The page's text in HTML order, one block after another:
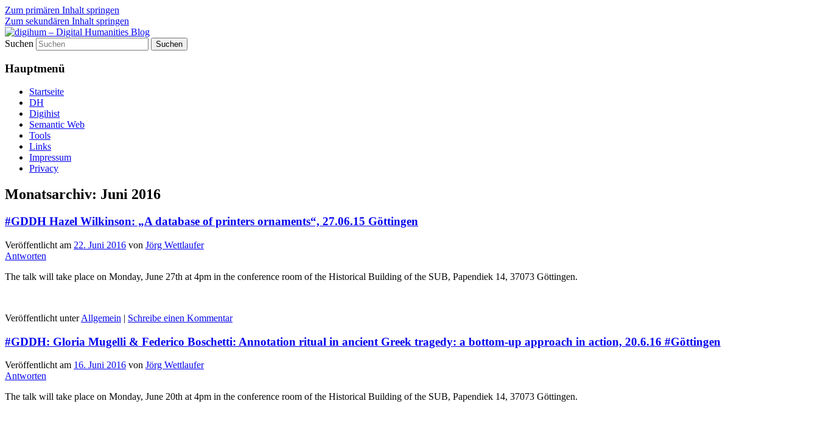
Zum primären Inhalt springen
Zum sekundären Inhalt springen
digihum – Digital Humanities Blog
fibri (find&bring) goes digital humanities
Suchen
Hauptmenü
Startseite
DH
Digihist
Semantic Web
Tools
Links
Impressum
Privacy
Monatsarchiv: Juni 2016
#GDDH Hazel Wilkinson: „A database of printers ornaments“, 27.06.15 Göttingen
Veröffentlicht am 22. Juni 2016 von Jörg Wettlaufer
Antworten
The talk will take place on Monday, June 27th at 4pm in the conference room of the Historical Building of the SUB, Papendiek 14, 37073 Göttingen.
Veröffentlicht unter Allgemein | Schreibe einen Kommentar
#GDDH: Gloria Mugelli & Federico Boschetti: Annotation ritual in ancient Greek tragedy: a bottom-up approach in action, 20.6.16 #Göttingen
Veröffentlicht am 16. Juni 2016 von Jörg Wettlaufer
Antworten
The talk will take place on Monday, June 20th at 4pm in the conference room of the Historical Building of the SUB, Papendiek 14, 37073 Göttingen.